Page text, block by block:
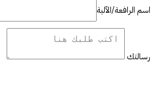
اسم الرافعة/الآلية
رسالتك